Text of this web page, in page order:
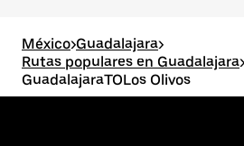
México>Guadalajara>
Rutas populares en Guadalajara>
GuadalajaraTOLos Olivos